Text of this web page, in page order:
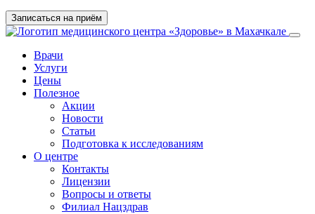
Записаться на приём
Врачи
Услуги
Цены
Полезное
Акции
Новости
Статьи
Подготовка к исследованиям
О центре
Контакты
Лицензии
Вопросы и ответы
Филиал Нацздрав